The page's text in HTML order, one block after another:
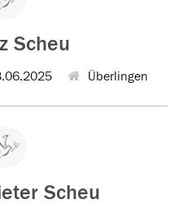
Scheu
Überlingen
Scheu